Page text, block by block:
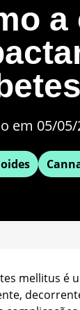
em 05/
mellitus é